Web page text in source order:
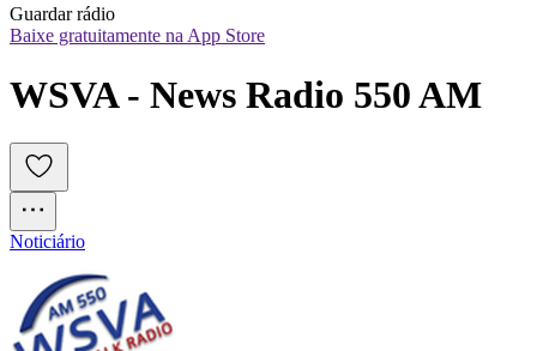
Guardar rádio
Baixe gratuitamente na App Store
WSVA - News Radio 550 AM
Noticiário